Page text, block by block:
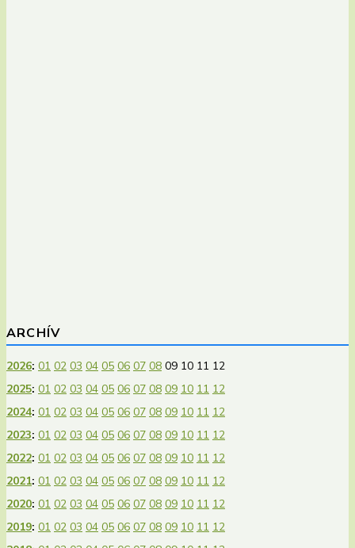
ARCHÍV
2026: 01 02 03 04 05 06 07 08 09 10 11 12
2025: 01 02 03 04 05 06 07 08 09 10 11 12
2024: 01 02 03 04 05 06 07 08 09 10 11 12
2023: 01 02 03 04 05 06 07 08 09 10 11 12
2022: 01 02 03 04 05 06 07 08 09 10 11 12
2021: 01 02 03 04 05 06 07 08 09 10 11 12
2020: 01 02 03 04 05 06 07 08 09 10 11 12
2019: 01 02 03 04 05 06 07 08 09 10 11 12